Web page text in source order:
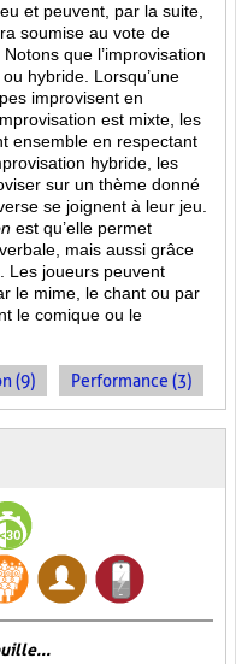
et peuvent, par la suite,
soumise au vote de
que l’improvisation
hybride. Lorsqu’une
improvisent en
est mixte, les
ensemble en respectant
hybride, les
sur un thème donné
se joignent à leur jeu.
est qu’elle permet
mais aussi grâce
Les joueurs peuvent
le mime, le chant ou par
le comique ou le
(9) Performance (3)